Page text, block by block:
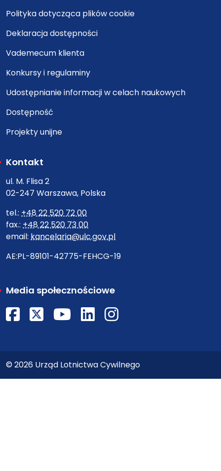
Polityka dotycząca plików cookie
Deklaracja dostępności
Vademecum klienta
Konkursy i regulaminy
Udostępnianie informacji w celach naukowych
Dostępność
Projekty unijne
Kontakt
ul. M. Flisa 2
02-247 Warszawa, Polska
tel.: +48 22 520 72 00
fax.: +48 22 520 73 00
email: kancelaria@ulc.gov.pl
AE:PL-89101-42775-FEHCG-19
Media społecznościowe
Facebook
X YoutubeLinkedInInstagram
© 2026 Urząd Lotnictwa Cywilnego